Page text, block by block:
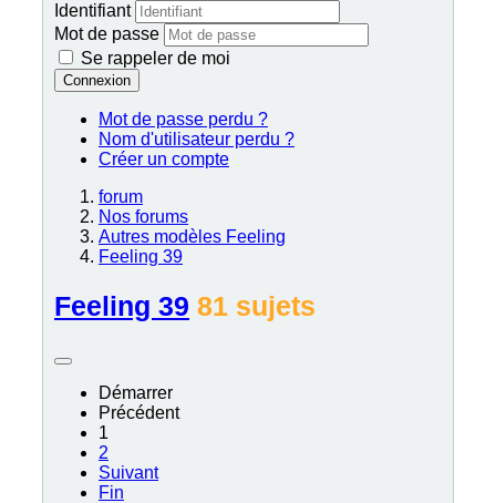
Identifiant
Mot de passe
Se rappeler de moi
Connexion
Mot de passe perdu ?
Nom d'utilisateur perdu ?
Créer un compte
forum
Nos forums
Autres modèles Feeling
Feeling 39
Feeling 39 81 sujets
Démarrer
Précédent
1
2
Suivant
Fin